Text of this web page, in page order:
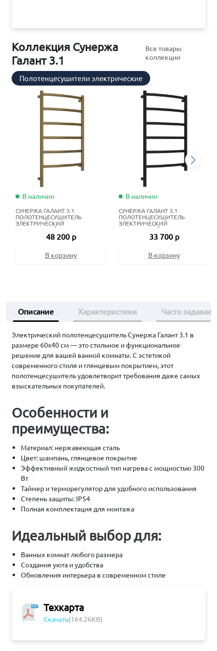
Коллекция Сунержа
Галант 3.1
Все товары
коллекции
Полотенцесушители электрические
В наличии
СУНЕРЖА ГАЛАНТ 3.1
ПОЛОТЕНЦЕСУШИТЕЛЬ
ЭЛЕКТРИЧЕСКИЙ
ЖИДКОСТНЫЙ 80Х50 СМ
СОСТАРЕННАЯ БРОНЗА
48 200 р
В корзину
В наличии
СУНЕРЖА ГАЛАНТ 3.1
ПОЛОТЕНЦЕСУШИТЕЛЬ
ЭЛЕКТРИЧЕСКИЙ
ЖИДКОСТНЫЙ 80Х50 СМ
МАТОВЫЙ ЧЁРНЫЙ
33 700 р
В корзину
Описание Характеристики Часто
Техкарта
Скачать(164.26KB)
Электрический полотенцесушитель Сунержа Галант 3.1 в
размере 60х40 см — это стильное и функциональное
решение для вашей ванной комнаты. С эстетикой
современного стиля и глянцевым покрытием, этот
полотенцесушитель удовлетворит требования даже самых
взыскательных покупателей.
Особенности и
преимущества:
Материал: нержавеющая сталь
Цвет: шампань, глянцевое покрытие
Эффективный жидкостный тип нагрева с мощностью 300
Вт
Таймер и терморегулятор для удобного использования
Степень защиты: IP54
Полная комплектация для монтажа
Идеальный выбор для:
Ванных комнат любого размера
Создания уюта и удобства
Обновления интерьера в современном стиле